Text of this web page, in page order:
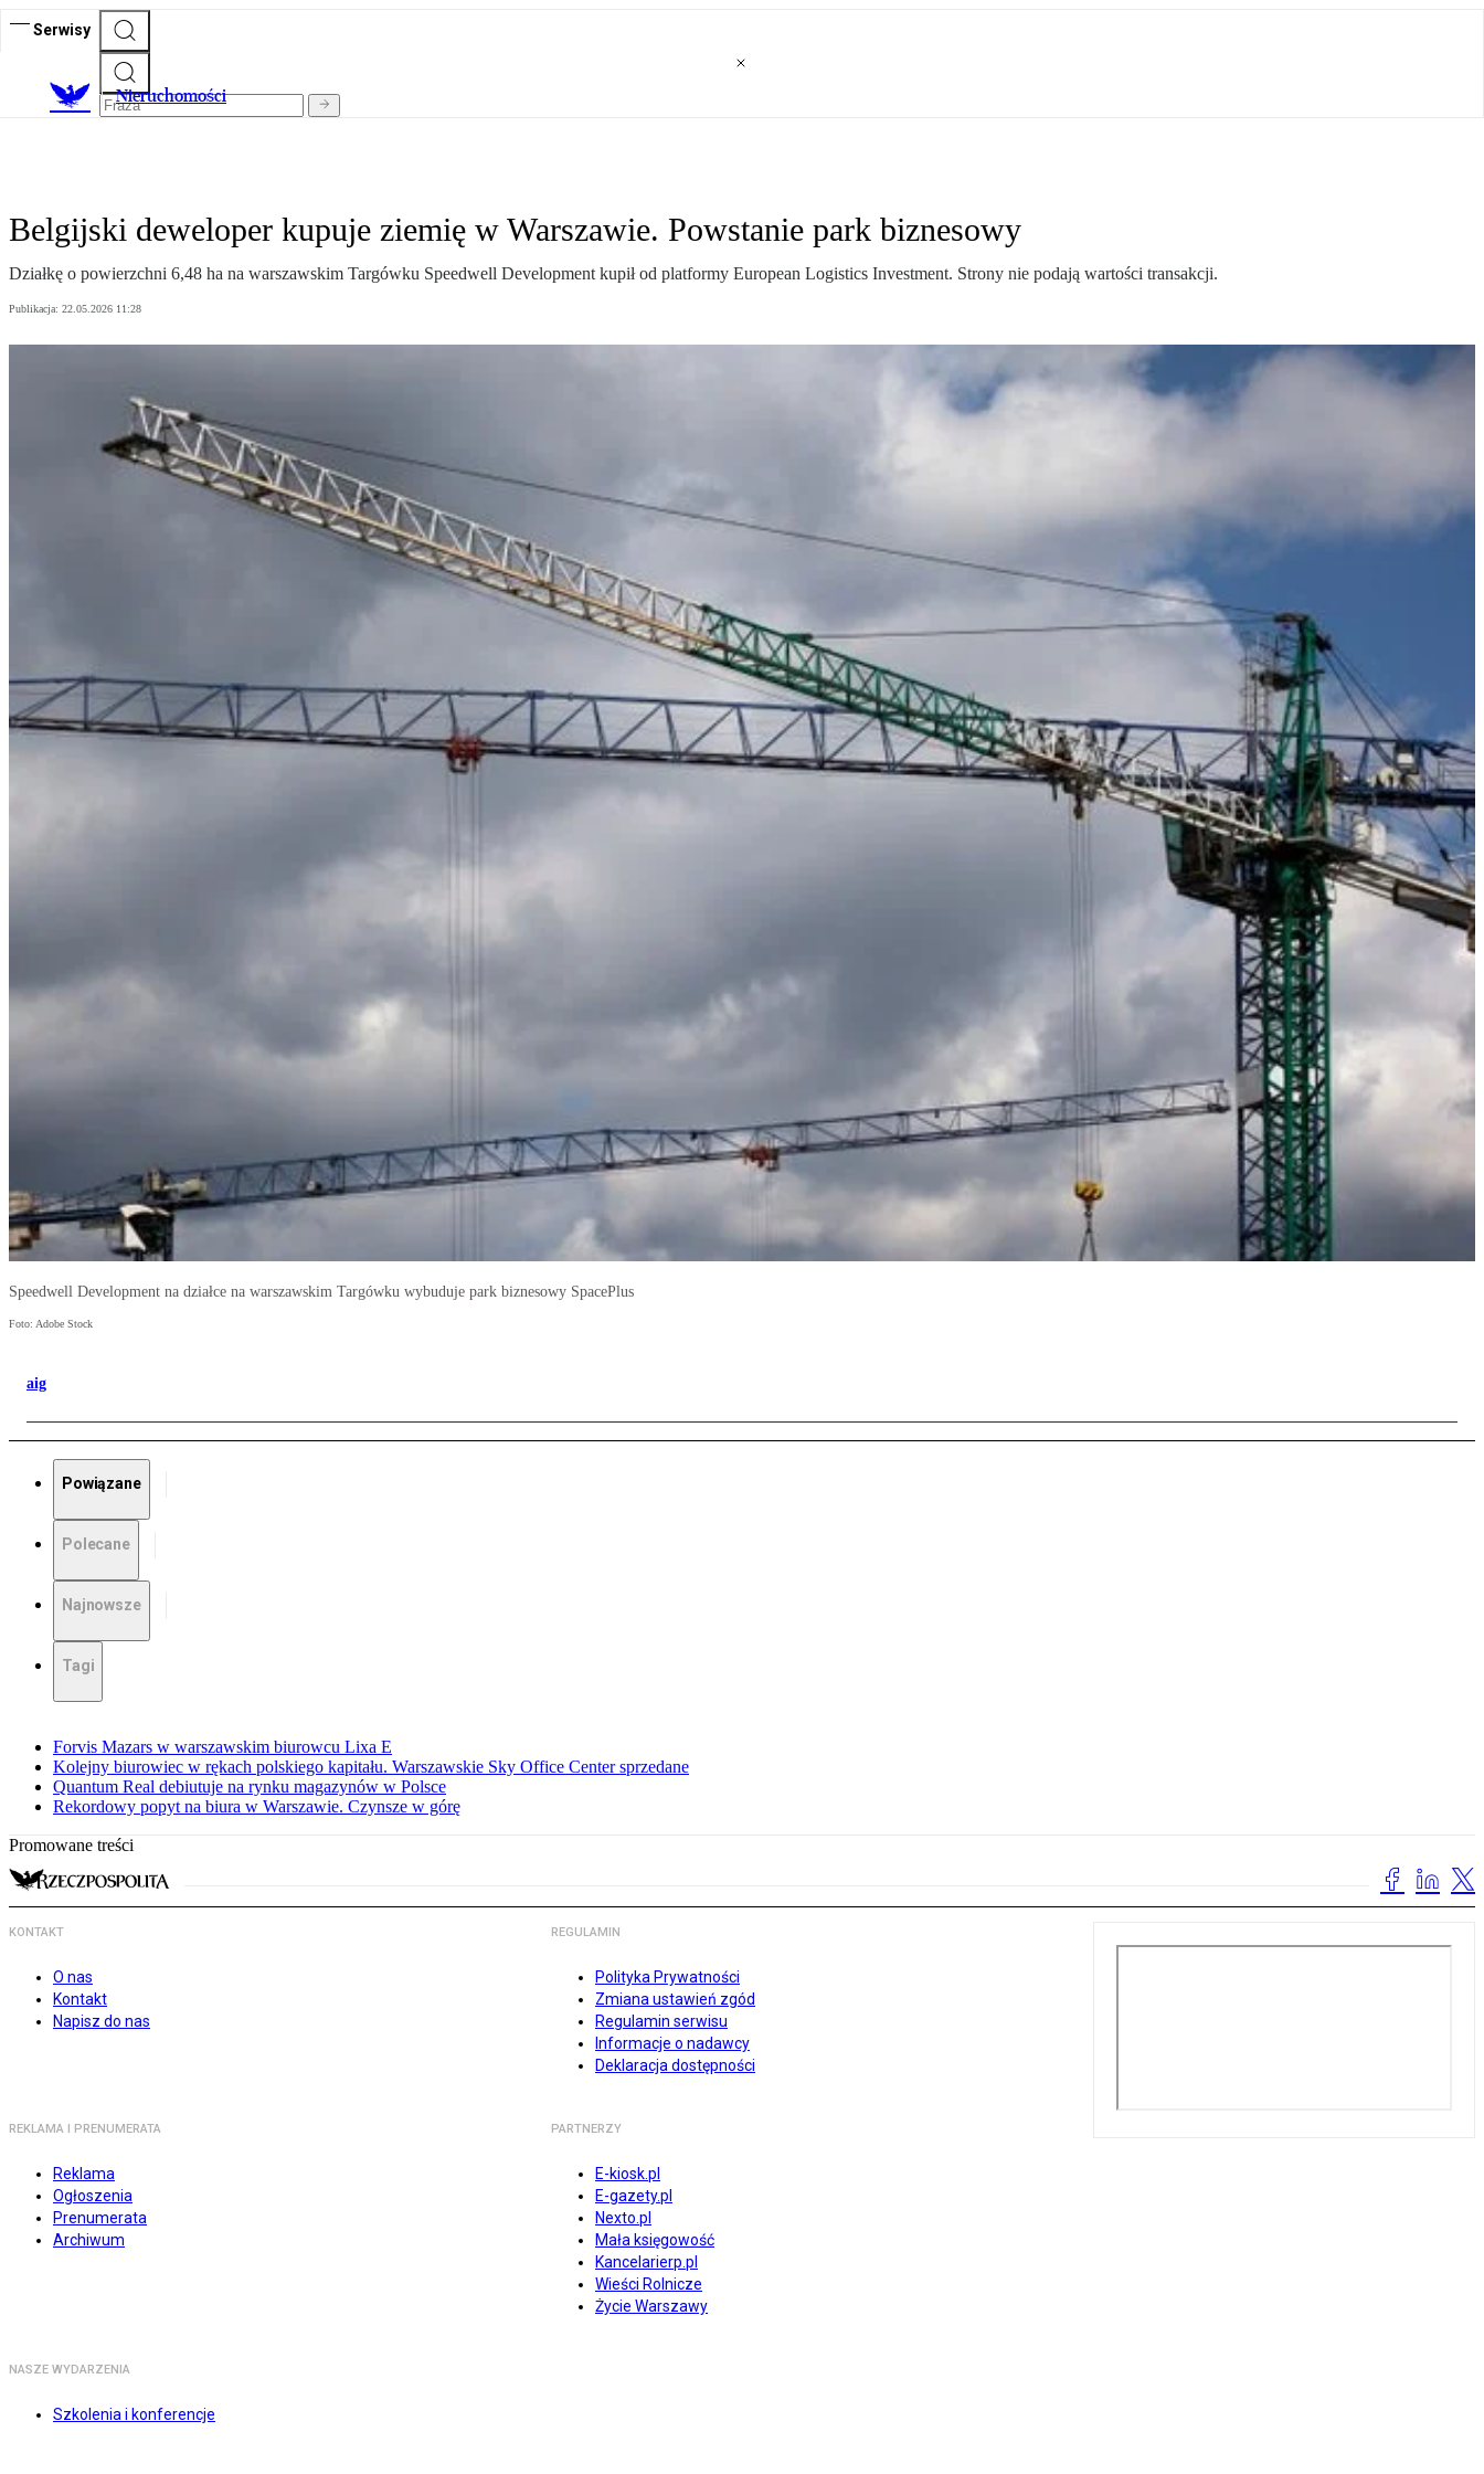
Serwisy
Nieruchomości
Belgijski deweloper kupuje ziemię w Warszawie. Powstanie park biznesowy
Działkę o powierzchni 6,48 ha na warszawskim Targówku Speedwell Development kupił od platformy European Logistics Investment. Strony nie podają wartości transakcji.
Publikacja: 22.05.2026 11:28
Speedwell Development na działce na warszawskim Targówku wybuduje park biznesowy SpacePlus
Foto: Adobe Stock
aig
Powiązane
Polecane
Najnowsze
Tagi
Forvis Mazars w warszawskim biurowcu Lixa E
Kolejny biurowiec w rękach polskiego kapitału. Warszawskie Sky Office Center sprzedane
Quantum Real debiutuje na rynku magazynów w Polsce
Rekordowy popyt na biura w Warszawie. Czynsze w górę
Promowane treści
KONTAKT
O nas
Kontakt
Napisz do nas
REGULAMIN
Polityka Prywatności
Zmiana ustawień zgód
Regulamin serwisu
Informacje o nadawcy
Deklaracja dostępności
REKLAMA I PRENUMERATA
Reklama
Ogłoszenia
Prenumerata
Archiwum
PARTNERZY
E-kiosk.pl
E-gazety.pl
Nexto.pl
Mała księgowość
Kancelarierp.pl
Wieści Rolnicze
Życie Warszawy
NASZE WYDARZENIA
Szkolenia i konferencje